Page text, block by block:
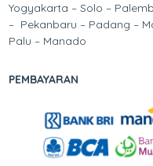
Yogyakarta – Solo –
– Pekanbaru – Padang –
Palu – Manado
PEMBAYARAN